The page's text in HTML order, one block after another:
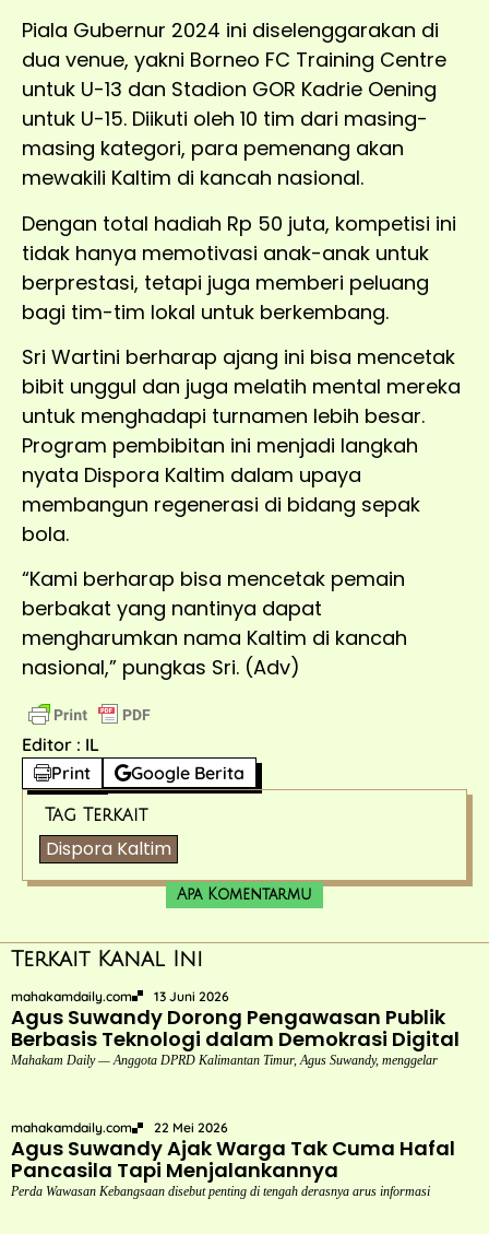
Piala Gubernur 2024 ini diselenggarakan di
dua venue, yakni Borneo FC Training Centre
untuk U-13 dan Stadion GOR Kadrie Oening
untuk U-15. Diikuti oleh 10 tim dari masing-
masing kategori, para pemenang akan
mewakili Kaltim di kancah nasional.
Dengan total hadiah Rp 50 juta, kompetisi ini
tidak hanya memotivasi anak-anak untuk
berprestasi, tetapi juga memberi peluang
bagi tim-tim lokal untuk berkembang.
Sri Wartini berharap ajang ini bisa mencetak
bibit unggul dan juga melatih mental mereka
untuk menghadapi turnamen lebih besar.
Program pembibitan ini menjadi langkah
nyata Dispora Kaltim dalam upaya
membangun regenerasi di bidang sepak
bola.
“Kami berharap bisa mencetak pemain
berbakat yang nantinya dapat
mengharumkan nama Kaltim di kancah
nasional,” pungkas Sri. (Adv)
Editor : IL
Print
Google Berita
Tag Terkait
Dispora Kaltim
Apa Komentarmu
Terkait Kanal Ini
mahakamdaily.com 13 Juni 2026
Agus Suwandy Dorong Pengawasan Publik
Berbasis Teknologi dalam Demokrasi Digital
Mahakam Daily — Anggota DPRD Kalimantan Timur, Agus Suwandy, menggelar
mahakamdaily.com 22 Mei 2026
Agus Suwandy Ajak Warga Tak Cuma Hafal
Pancasila Tapi Menjalankannya
Perda Wawasan Kebangsaan disebut penting di tengah derasnya arus informasi